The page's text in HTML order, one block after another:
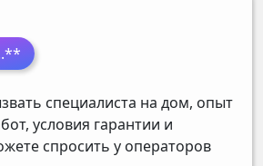
специалиста на дом, опыт
условия гарантии и
спросить у операторов